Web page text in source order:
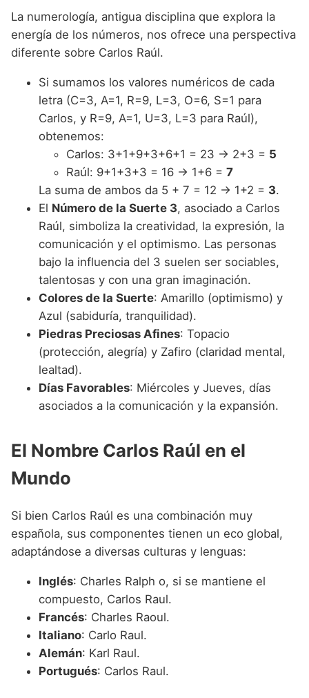
La numerología, antigua disciplina que explora la
energía de los números, nos ofrece una perspectiva
diferente sobre Carlos Raúl.
Si sumamos los valores numéricos de cada
letra (C=3, A=1, R=9, L=3, O=6, S=1 para
Carlos, y R=9, A=1, U=3, L=3 para Raúl),
obtenemos:
Carlos: 3+1+9+3+6+1 = 23 → 2+3 = 5
Raúl: 9+1+3+3 = 16 → 1+6 = 7
La suma de ambos da 5 + 7 = 12 → 1+2 = 3.
El Número de la Suerte 3, asociado a Carlos
Raúl, simboliza la creatividad, la expresión, la
comunicación y el optimismo. Las personas
bajo la influencia del 3 suelen ser sociables,
talentosas y con una gran imaginación.
Colores de la Suerte: Amarillo (optimismo) y
Azul (sabiduría, tranquilidad).
Piedras Preciosas Afines: Topacio
(protección, alegría) y Zafiro (claridad mental,
lealtad).
Días Favorables: Miércoles y Jueves, días
asociados a la comunicación y la expansión.
El Nombre Carlos Raúl en el
Mundo
Si bien Carlos Raúl es una combinación muy
española, sus componentes tienen un eco global,
adaptándose a diversas culturas y lenguas:
Inglés: Charles Ralph o, si se mantiene el
compuesto, Carlos Raul.
Francés: Charles Raoul.
Italiano: Carlo Raul.
Alemán: Karl Raul.
Portugués: Carlos Raul.